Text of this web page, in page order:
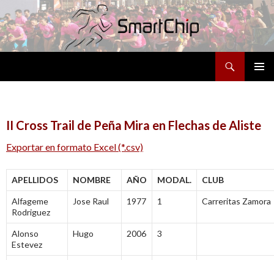
II Cross Trail de Peña Mira en Flechas de Aliste
Exportar en formato Excel (*.csv)
APELLIDOS NOMBRE AÑO MODAL. CLUB
Alfageme
Rodriguez
Jose Raul 1977 1 Carreritas Zamora
Alonso
Estevez
Hugo 2006 3